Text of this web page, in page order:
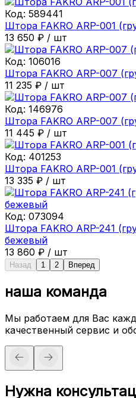
Код: 589441
Штора FAKRO ARP-001
13 650 ₽ / шт
Код: 106016
Штора FAKRO ARP-007
11 235 ₽ / шт
Код: 146976
Штора FAKRO ARP-007
11 445 ₽ / шт
Код: 401253
Штора FAKRO ARP-001
13 335 ₽ / шт
Код: 073094
Штора FAKRO ARP-241
бежевый
13 860 ₽ / шт
Назад 1 2 Вперед
наша команда
Мы работаем для Вас
качественный сервис и
Нужна